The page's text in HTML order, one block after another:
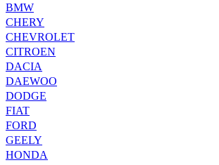
BMW
CHERY
CHEVROLET
CITROEN
DACIA
DAEWOO
DODGE
FIAT
FORD
GEELY
HONDA